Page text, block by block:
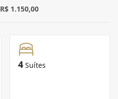
R$ 1.150,00
4 Suítes